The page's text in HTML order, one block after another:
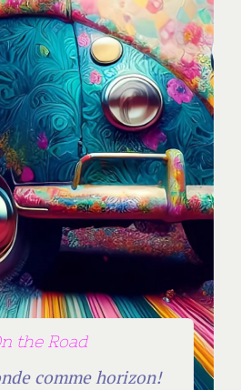
the Road
comme horizon!